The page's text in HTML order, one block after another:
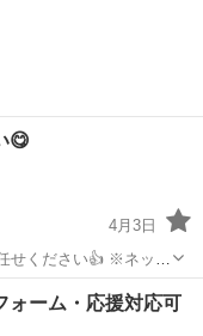
😋
4月3日
さい👍 ※ネット
ォーム・応援対応可